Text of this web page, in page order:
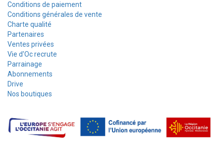
Conditions de paiement
Conditions générales de vente
Charte qualité
Partenaires
Ventes privées
Vie d'Oc recrute
Parrainage
Abonnements
Drive
Nos boutiques